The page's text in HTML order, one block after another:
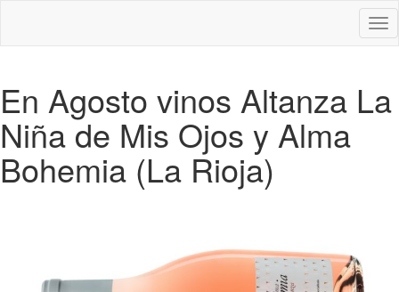
En Agosto vinos Altanza La
Niña de Mis Ojos y Alma
Bohemia (La Rioja)